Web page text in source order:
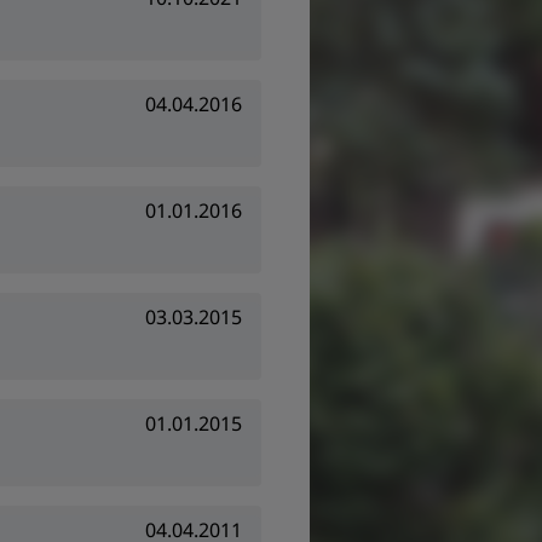
04.04.2016
01.01.2016
03.03.2015
01.01.2015
04.04.2011